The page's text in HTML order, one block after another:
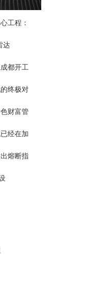
工程：
达
都开工
终极对
财富管
经在加
熔断指